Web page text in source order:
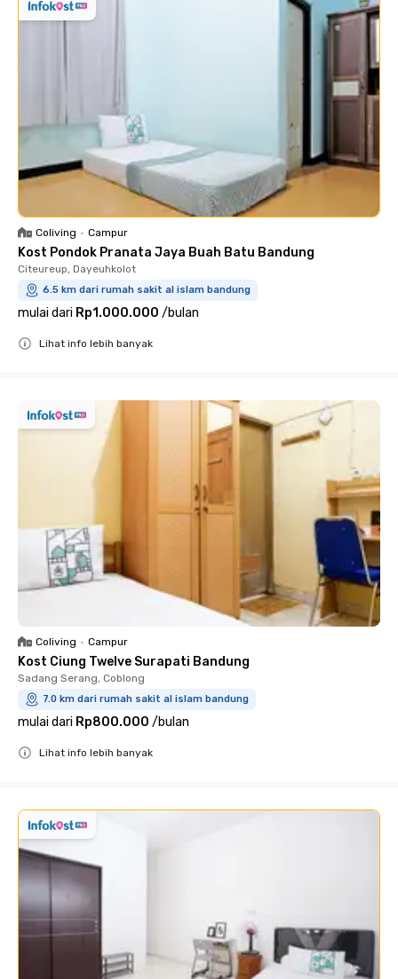
Coliving • Campur
Kost Pondok Pranata Jaya Buah Batu Bandung
Citeureup, Dayeuhkolot
6.5 km dari rumah sakit al islam bandung
mulai dari Rp1.000.000 /bulan
Lihat info lebih banyak
Coliving • Campur
Kost Ciung Twelve Surapati Bandung
Sadang Serang, Coblong
7.0 km dari rumah sakit al islam bandung
mulai dari Rp800.000 /bulan
Lihat info lebih banyak